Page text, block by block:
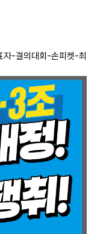
의대회-손피켓-최